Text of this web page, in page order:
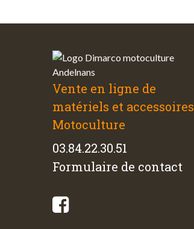
Vente en ligne de
matériels et accessoires
Motoculture
03.84.22.30.51
Formulaire de contact